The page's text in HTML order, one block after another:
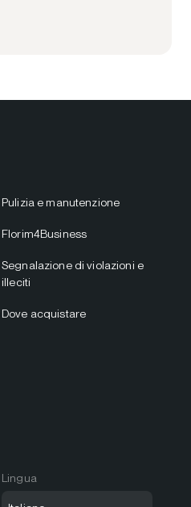
Pulizia e manutenzione
Florim4Business
Segnalazione di violazioni e
illeciti
Dove acquistare
Lingua